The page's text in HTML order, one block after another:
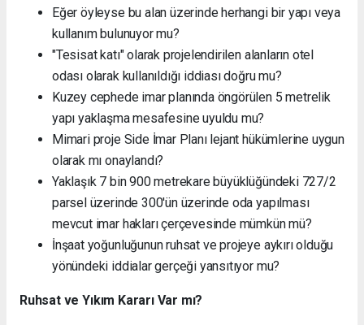
Eğer öyleyse bu alan üzerinde herhangi bir yapı veya
kullanım bulunuyor mu?
"Tesisat katı" olarak projelendirilen alanların otel
odası olarak kullanıldığı iddiası doğru mu?
Kuzey cephede imar planında öngörülen 5 metrelik
yapı yaklaşma mesafesine uyuldu mu?
Mimari proje Side İmar Planı lejant hükümlerine uygun
olarak mı onaylandı?
Yaklaşık 7 bin 900 metrekare büyüklüğündeki 727/2
parsel üzerinde 300'ün üzerinde oda yapılması
mevcut imar hakları çerçevesinde mümkün mü?
İnşaat yoğunluğunun ruhsat ve projeye aykırı olduğu
yönündeki iddialar gerçeği yansıtıyor mu?
Ruhsat ve Yıkım Kararı Var mı?